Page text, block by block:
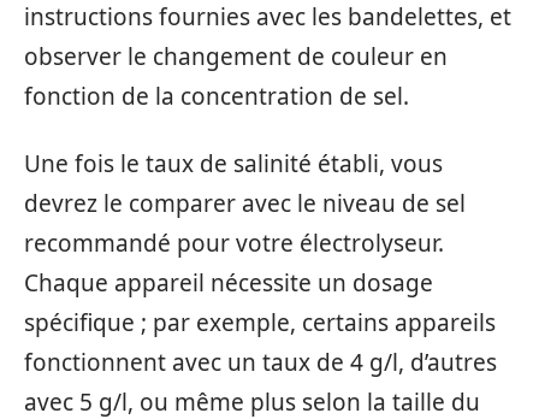
instructions fournies avec les bandelettes, et
observer le changement de couleur en
fonction de la concentration de sel.
Une fois le taux de salinité établi, vous
devrez le comparer avec le niveau de sel
recommandé pour votre électrolyseur.
Chaque appareil nécessite un dosage
spécifique ; par exemple, certains appareils
fonctionnent avec un taux de 4 g/l, d’autres
avec 5 g/l, ou même plus selon la taille du